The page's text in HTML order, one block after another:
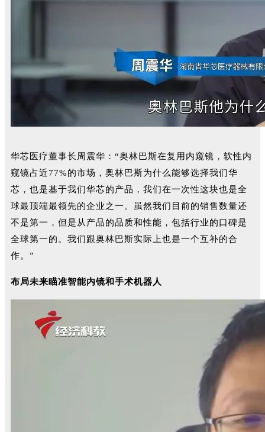
华芯医疗董事长周震华：“奥林巴斯在复用内窥镜，软性内
窥镜占近77%的市场，奥林巴斯为什么能够选择我们华
芯，也是基于我们华芯的产品，我们在一次性这块也是全
球最顶端最领先的企业之一。虽然我们目前的销售数量还
不是第一，但是从产品的品质和性能，包括行业的口碑是
全球第一的。我们跟奥林巴斯实际上也是一个互补的合
作。”
布局未来瞄准智能内镜和手术机器人